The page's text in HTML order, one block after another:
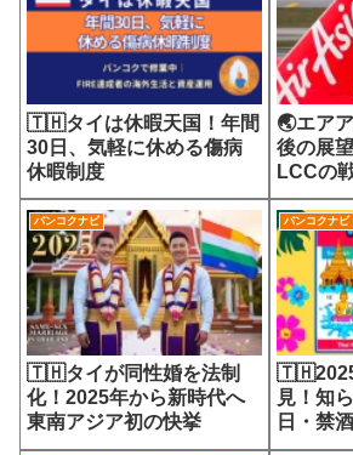
🇹🇭タイは休暇天国！年間
30日、気軽に休める傷病
休暇制度
🌏エア
後の展
LCCの
バンコクナビ
🇹🇭タイが同性婚を法制
化！2025年から新時代へ
東南アジア初の快挙
バンコクナビ
🇹🇭2025
見！知
日・禁